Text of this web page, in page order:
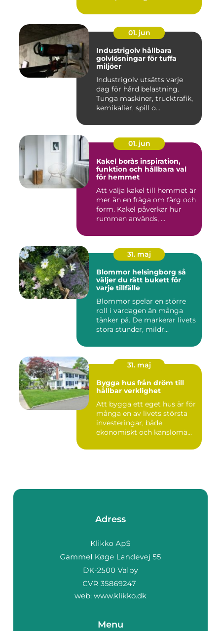
01. jun
Industrigolv hållbara
golvlösningar för tuffa
miljöer
Industrigolv utsätts varje
dag för hård belastning.
Tunga maskiner, trucktrafik,
kemikalier, spill o...
01. jun
Kakel borås inspiration,
funktion och hållbara val
för hemmet
Att välja kakel till hemmet är
mer än en fråga om färg och
form. Kakel påverkar hur
rummen används, ...
31. maj
Blommor helsingborg så
väljer du rätt bukett för
varje tillfälle
Blommor spelar en större
roll i vardagen än många
tänker på. De markerar livets
stora stunder, mildr...
31. maj
Bygga hus från dröm till
hållbar verklighet
Att bygga ett eget hus är för
många en av livets största
investeringar, både
ekonomiskt och känslomä...
Adress
web: www.klikko.dk
Menu